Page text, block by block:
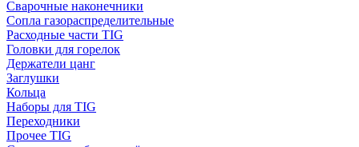
Сварочные наконечники
Сопла газораспределительные
Расходные части TIG
Головки для горелок
Держатели цанг
Заглушки
Кольца
Наборы для TIG
Переходники
Прочее TIG